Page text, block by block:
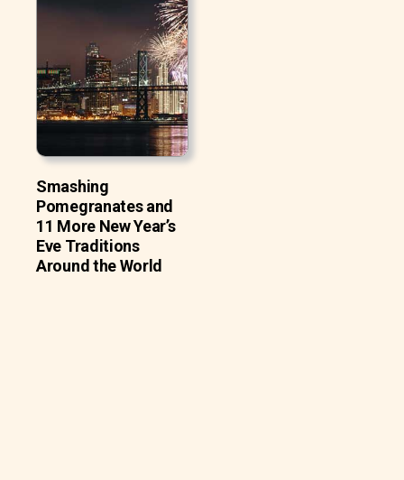
Smashing
Pomegranates and
11 More New Year’s
Eve Traditions
Around the World